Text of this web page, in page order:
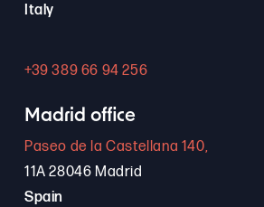
Italy
+39 389 66 94 256
Madrid office
Paseo de la Castellana 140,
11A 28046 Madrid
Spain